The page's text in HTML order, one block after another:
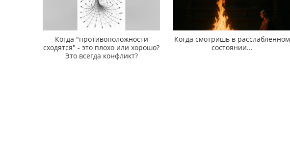
Когда "противоположности
сходятся" - это плохо или хорошо?
Это всегда конфликт?
Когда смотришь в расслабленном
состоянии...